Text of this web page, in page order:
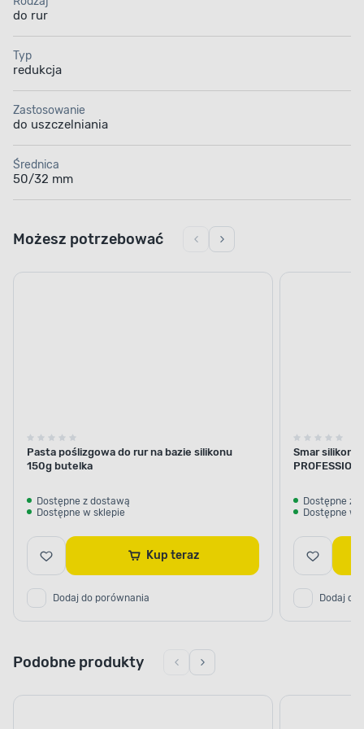
do rur
Typ
redukcja
Zastosowanie
do uszczelniania
Średnica
50/32 mm
Możesz potrzebować
Pasta poślizgowa do rur na bazie silikonu
150g butelka
Dostępne z dostawą
Dostępne w sklepie
Kup teraz
Dodaj do porównania
Smar
Dostępne z
Dostępne w
Dodaj do
Podobne produkty